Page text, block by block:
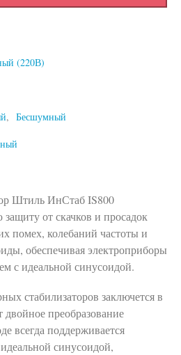
(220В)
Бесшумный
Штиль ИнСтаб IS800
от скачков и просадок
помех, колебаний частоты и
обеспечивая электроприборы
с идеальной синусоидой.
стабилизаторов заключется в
преобразование
всегда поддерживается
синусоидой,